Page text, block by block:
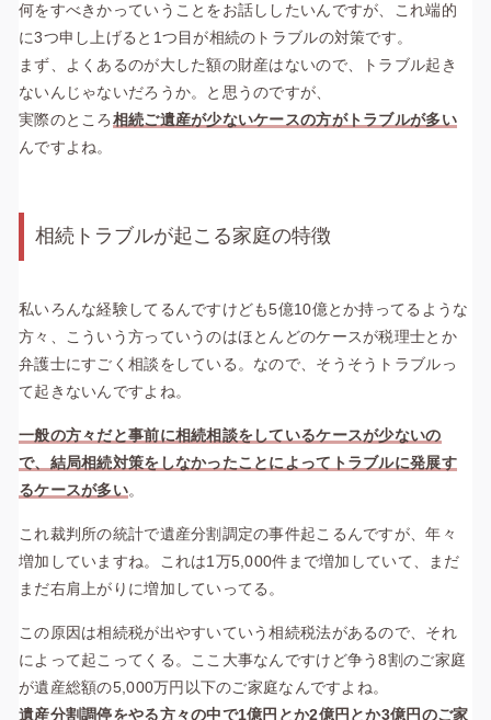
何をすべきかっていうことをお話ししたいんですが、これ端的
に3つ申し上げると1つ目が相続のトラブルの対策です。
まず、よくあるのが大した額の財産はないので、トラブル起き
ないんじゃないだろうか。と思うのですが、
実際のところ相続ご遺産が少ないケースの方がトラブルが多い
んですよね。
相続トラブルが起こる家庭の特徴
私いろんな経験してるんですけども5億10億とか持ってるような
方々、こういう方っていうのはほとんどのケースが税理士とか
弁護士にすごく相談をしている。なので、そうそうトラブルっ
て起きないんですよね。
一般の方々だと事前に相続相談をしているケースが少ないの
で、結局相続対策をしなかったことによってトラブルに発展す
るケースが多い。
これ裁判所の統計で遺産分割調定の事件起こるんですが、年々
増加していますね。これは1万5,000件まで増加していて、まだ
まだ右肩上がりに増加していってる。
この原因は相続税が出やすいていう相続税法があるので、それ
によって起こってくる。ここ大事なんですけど争う8割のご家庭
が遺産総額の5,000万円以下のご家庭なんですよね。
遺産分割調停をやる方々の中で1億円とか2億円とか3億円のご家